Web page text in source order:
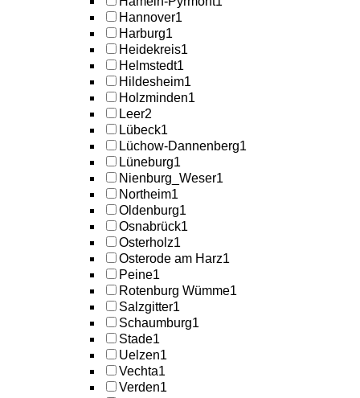
Hannover1
Harburg1
Heidekreis1
Helmstedt1
Hildesheim1
Holzminden1
Leer2
Lübeck1
Lüchow-Dannenberg1
Lüneburg1
Nienburg_Weser1
Northeim1
Oldenburg1
Osnabrück1
Osterholz1
Osterode am Harz1
Peine1
Rotenburg Wümme1
Salzgitter1
Schaumburg1
Stade1
Uelzen1
Vechta1
Verden1